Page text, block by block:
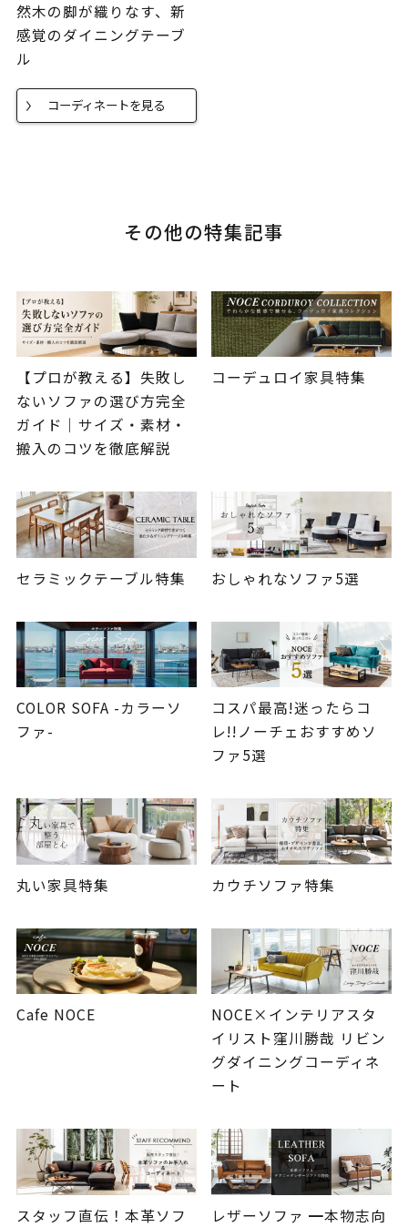
然木の脚が織りなす、新
感覚のダイニングテーブ
ル
コーディネートを見る
その他の特集記事
【プロが教える】失敗し
ないソファの選び方完全
ガイド｜サイズ・素材・
搬入のコツを徹底解説
コーデュロイ家具特集
セラミックテーブル特集 おしゃれなソファ5選
COLOR SOFA -カラーソ
ファ-
コスパ最高!迷ったらコ
レ!!ノーチェおすすめソ
ファ5選
丸い家具特集 カウチソファ特集
Cafe NOCE
NOCE×インテリアスタ
イリスト窪川勝哉 リビン
グダイニングコーディネ
ート
スタッフ直伝！本革ソフ
レザーソファ ━本物志向